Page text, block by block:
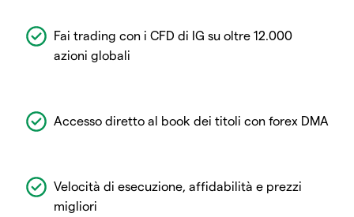
Fai trading con i CFD di IG su oltre 12.000
azioni globali
Accesso diretto al book dei titoli con forex DMA
Velocità di esecuzione, affidabilità e prezzi
migliori